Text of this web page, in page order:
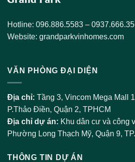
Hotline: 096.886.5583 –
Website: grandparkvinhomes.com
VĂN PHÒNG ĐẠI DIỆN
Địa chỉ: Tầng 3, Vincom Mega Mall
P.Thảo Điền, Quận 2, TPHCM
Địa chỉ dự án: Khu dân cư và công
Phường Long Thạch Mỹ, Quận 9,
THÔNG TIN DỰ ÁN